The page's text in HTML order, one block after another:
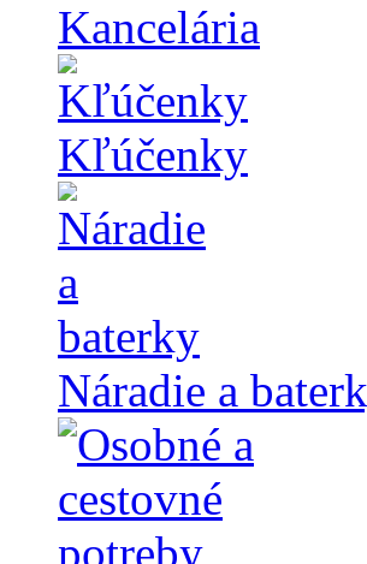
Kancelária
Kľúčenky
Náradie a